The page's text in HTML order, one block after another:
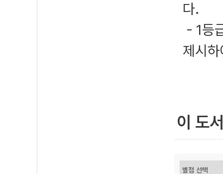
다.
- 1등
제시
이 도